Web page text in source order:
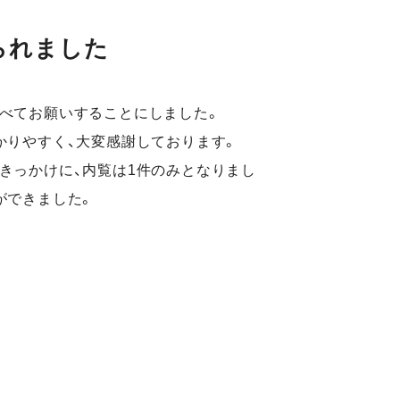
れました
てお願いすることにしました。
やすく、大変感謝しております。
っかけに、内覧は1件のみとなりまし
きました。